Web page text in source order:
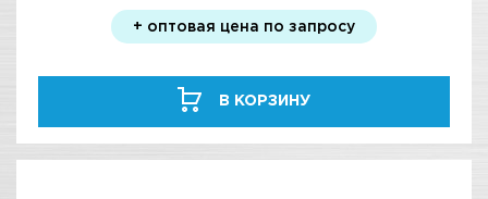
+ оптовая цена по запросу
В КОРЗИНУ